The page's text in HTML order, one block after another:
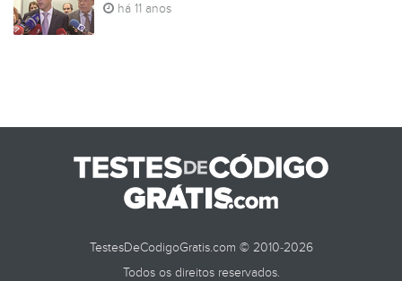
há 11 anos
TestesDeCodigoGratis.com © 2010-2026
Todos os direitos reservados.